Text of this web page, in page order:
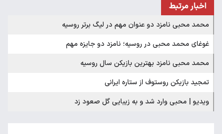
اخبار مرتبط
محمد محبی نامزد دو عنوان مهم در لیگ برتر روسیه
غوغای محمد محبی در روسیه؛ نامزد دو جایزه مهم
محمد محبی نامزد بهترین بازیکن سال روسیه
تمجید بازیکن روستوف از ستاره ایرانی
ویدیو | محبی وارد شد و به زیبایی گل صعود زد